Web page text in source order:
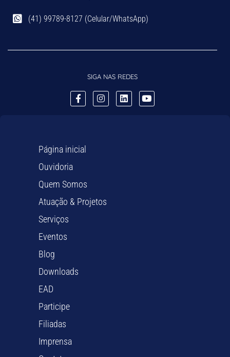
(41) 99789-8127 (Celular/WhatsApp)
SIGA NAS REDES
Página inicial
Ouvidoria
Quem Somos
Atuação & Projetos
Serviços
Eventos
Blog
Downloads
EAD
Participe
Filiadas
Imprensa